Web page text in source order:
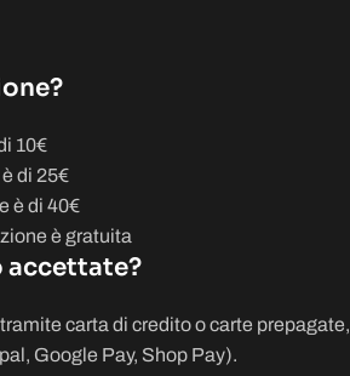
10€
di 25€
è di 40€
è gratuita
accettate?
carta di credito o carte prepagate,
Google Pay, Shop Pay).